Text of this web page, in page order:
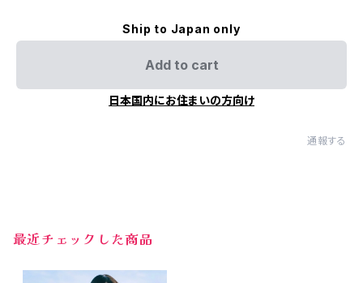
Ship to Japan only
Add to cart
日本国内にお住まいの方向け
通報する
最近チェックした商品